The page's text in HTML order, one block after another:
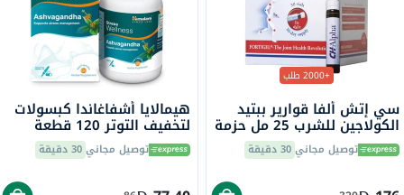
+2000 طلب
سي إتش ألفا قوارير ببتيد
الكولاجين للشرب 25 مل حزمة
من 30 توصيل مجاني30 دقيقة
هيمالايا أشفاغاندا كبسولات
لتخفيف التوتر 120 قطعة
توصيل مجاني30 دقيقة